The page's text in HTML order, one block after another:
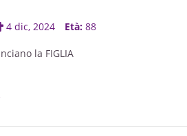
4 dic, 2024 Età: 88
la FIGLIA